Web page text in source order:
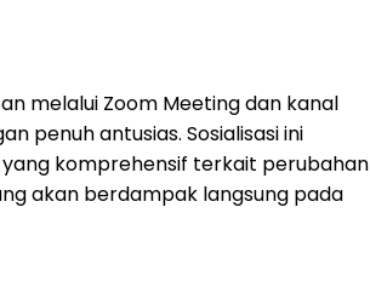
melalui Zoom Meeting dan kanal
penuh antusias. Sosialisasi ini
komprehensif terkait perubahan
akan berdampak langsung pada